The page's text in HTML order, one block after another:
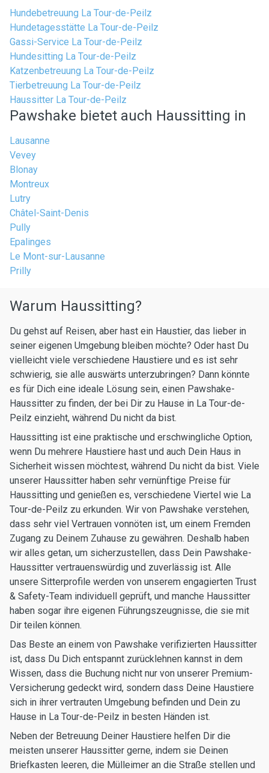
Hundebetreuung La Tour-de-Peilz
Hundetagesstätte La Tour-de-Peilz
Gassi-Service La Tour-de-Peilz
Hundesitting La Tour-de-Peilz
Katzenbetreuung La Tour-de-Peilz
Tierbetreuung La Tour-de-Peilz
Haussitter La Tour-de-Peilz
Pawshake bietet auch Haussitting in
Lausanne
Vevey
Blonay
Montreux
Lutry
Châtel-Saint-Denis
Pully
Epalinges
Le Mont-sur-Lausanne
Prilly
Warum Haussitting?
Du gehst auf Reisen, aber hast ein Haustier, das lieber in
seiner eigenen Umgebung bleiben möchte? Oder hast Du
vielleicht viele verschiedene Haustiere und es ist sehr
schwierig, sie alle auswärts unterzubringen? Dann könnte
es für Dich eine ideale Lösung sein, einen Pawshake-
Haussitter zu finden, der bei Dir zu Hause in La Tour-de-
Peilz einzieht, während Du nicht da bist.
Haussitting ist eine praktische und erschwingliche Option,
wenn Du mehrere Haustiere hast und auch Dein Haus in
Sicherheit wissen möchtest, während Du nicht da bist. Viele
unserer Haussitter haben sehr vernünftige Preise für
Haussitting und genießen es, verschiedene Viertel wie La
Tour-de-Peilz zu erkunden. Wir von Pawshake verstehen,
dass sehr viel Vertrauen vonnöten ist, um einem Fremden
Zugang zu Deinem Zuhause zu gewähren. Deshalb haben
wir alles getan, um sicherzustellen, dass Dein Pawshake-
Haussitter vertrauenswürdig und zuverlässig ist. Alle
unsere Sitterprofile werden von unserem engagierten Trust
& Safety-Team individuell geprüft, und manche Haussitter
haben sogar ihre eigenen Führungszeugnisse, die sie mit
Dir teilen können.
Das Beste an einem von Pawshake verifizierten Haussitter
ist, dass Du Dich entspannt zurücklehnen kannst in dem
Wissen, dass die Buchung nicht nur von unserer Premium-
Versicherung gedeckt wird, sondern dass Deine Haustiere
sich in ihrer vertrauten Umgebung befinden und Dein zu
Hause in La Tour-de-Peilz in besten Händen ist.
Neben der Betreuung Deiner Haustiere helfen Dir die
meisten unserer Haussitter gerne, indem sie Deinen
Briefkasten leeren, die Mülleimer an die Straße stellen und